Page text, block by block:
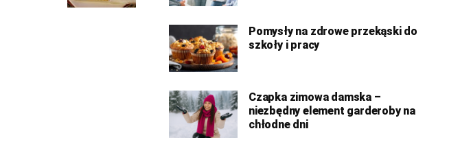
Pomysły na zdrowe przekąski do
szkoły i pracy
Czapka zimowa damska –
niezbędny element garderoby na
chłodne dni